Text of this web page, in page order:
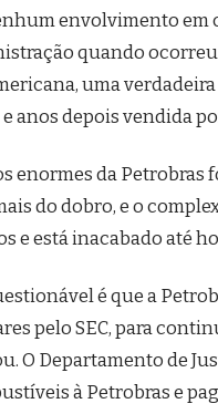
envolvimento em
quando
uma
anos depois vendida
enormes da Petrobras
do dobro, e o
e está inacabado até
é que a
pelo SEC, para
O Departamento de
à Petrobras e